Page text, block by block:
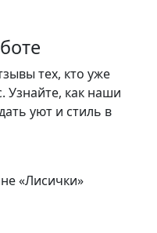
тех, кто уже
Узнайте, как наши
уют и стиль в
«Лисички»